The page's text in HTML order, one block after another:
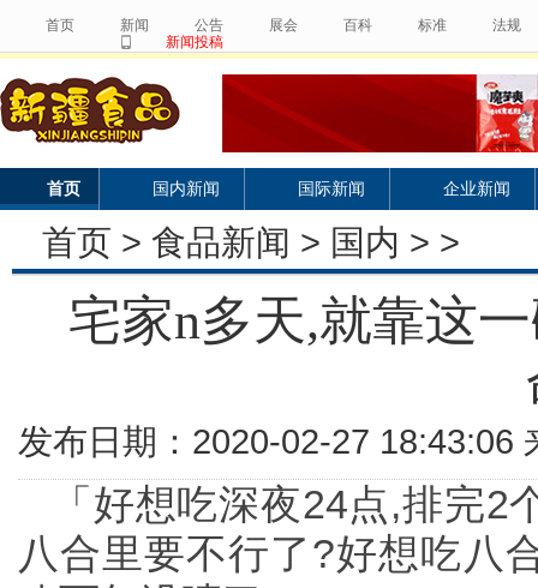
首页 新闻 公告 展会 百科 标准
法规
新闻投稿
首页 国内新闻 国际新闻 企业新闻
首页 > 食品新闻 > 国内 > >
宅家n多天,就靠这
发布日期：2020-02-27 18:43:06
「好想吃深夜24点,排完
八合里要不行了?好想吃八